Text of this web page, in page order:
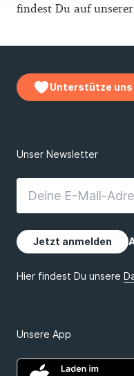
findest Du auf unserer
Unterstütze uns
Unsere App